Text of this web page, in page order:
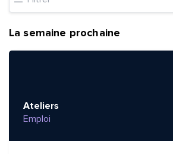
La semaine prochaine
Ateliers
Emploi